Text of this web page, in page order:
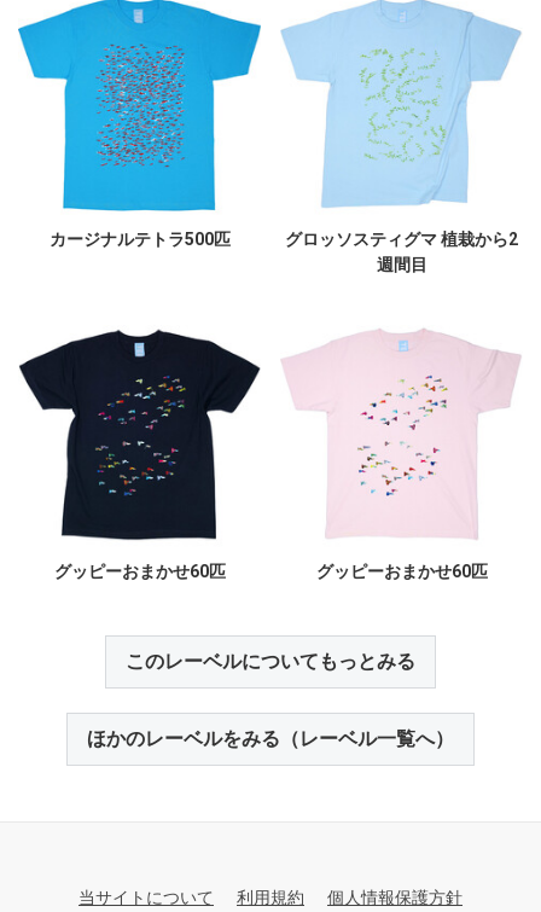
カージナルテトラ500匹
グロッソスティグマ 植栽から2
週間目
グッピーおまかせ60匹 グッピーおまかせ60匹
このレーベルについてもっとみる
ほかのレーベルをみる（レーベル一覧へ）
当サイトについて 利用規約 個人情報保護方針